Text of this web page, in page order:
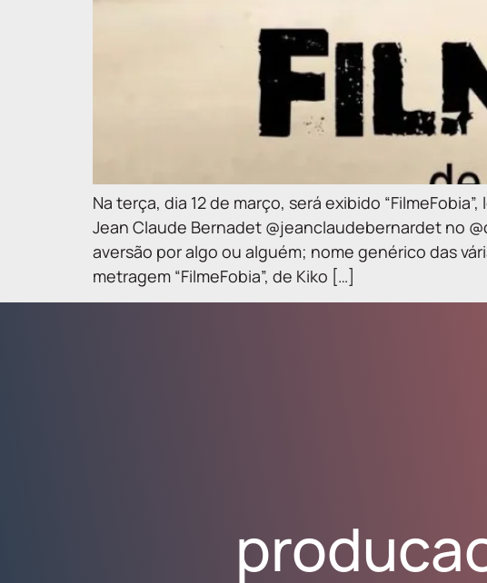
Na terça, dia 12 de março, será exibido
Jean Claude Bernadet @jeanclaudebernardet no
aversão por algo ou alguém; nome genérico das
metragem “FilmeFobia”, de Kiko […]